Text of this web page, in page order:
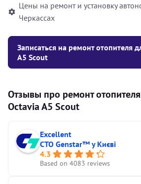
Цены на ремонт и установку
Черкассах
Записаться на ремонт отопителя
A5 Scout
Отзывы про ремонт
Octavia A5 Scout
Excellent
СТО Genstar™ у Києві
4.3
Based on 4083 reviews